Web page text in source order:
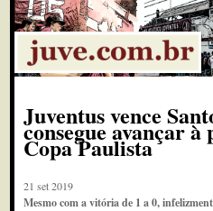
Juventus vence
consegue avançar
Copa Paulista
21 set 2019
Mesmo com a vitória de 1 a 0,